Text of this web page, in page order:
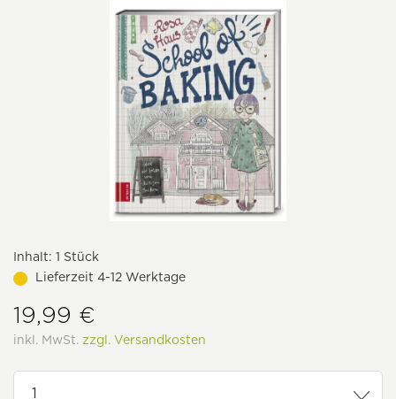
Inhalt: 1 Stück
Lieferzeit 4-12 Werktage
19,99 €
inkl. MwSt. zzgl. Versandkosten